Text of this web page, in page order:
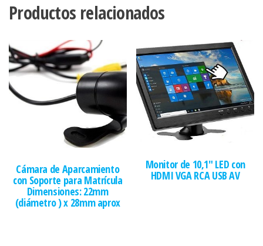
Productos relacionados
Cámara de Aparcamiento
con Soporte para Matrícula
Dimensiones: 22mm
(diámetro ) x 28mm aprox
Monitor de 10,1″ LED con
HDMI VGA RCA USB AV